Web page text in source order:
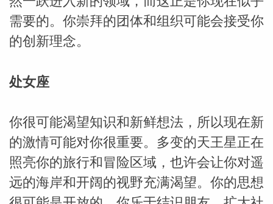
需要的。你崇拜的团体和组织可能会接受你
的创新理念。
处女座
你很可能渴望知识和新鲜想法，所以现在新
的激情可能对你很重要。多变的天王星正在
照亮你的旅行和冒险区域，也许会让你对遥
远的海岸和开阔的视野充满渴望。你的思想